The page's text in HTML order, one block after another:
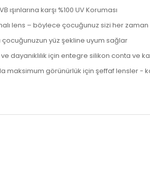
ışınlarına karşı %100 UV Koruması
lens – böylece çocuğunuz sizi her
çocuğunuzun yüz şekline uyum sağlar
dayanıklılık için entegre silikon conta ve
maksimum görünürlük için şeffaf lensler -